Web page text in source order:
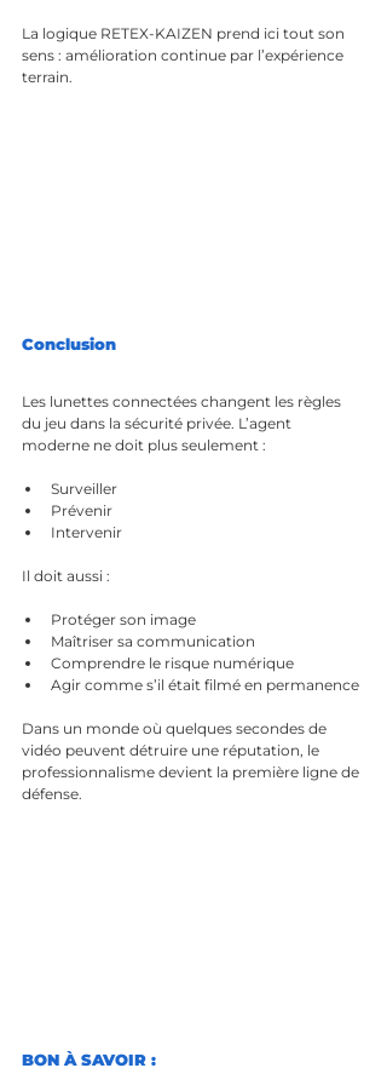
La logique RETEX-KAIZEN prend ici tout son
sens : amélioration continue par l’expérience
terrain.
Conclusion
Les lunettes connectées changent les règles
du jeu dans la sécurité privée. L’agent
moderne ne doit plus seulement :
Surveiller
Prévenir
Intervenir
Il doit aussi :
Protéger son image
Maîtriser sa communication
Comprendre le risque numérique
Agir comme s’il était filmé en permanence
Dans un monde où quelques secondes de
vidéo peuvent détruire une réputation, le
professionnalisme devient la première ligne de
défense.
BON À SAVOIR :